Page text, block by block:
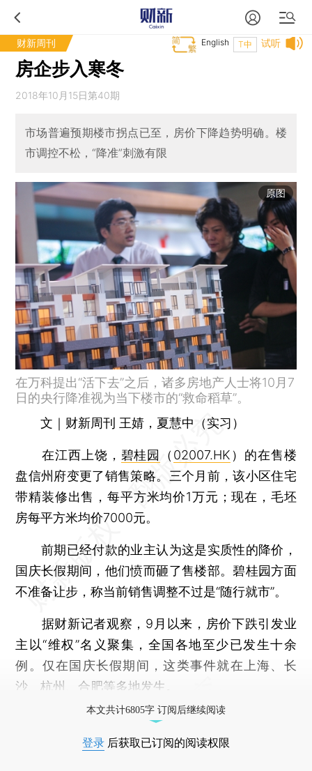
财新周刊 试听
T中
English
房企步入寒冬
2018年10月15日第40期
市场普遍预期楼市拐点已至，房价下降趋势明确。楼
市调控不松，“降准”刺激有限
原图
在万科提出“活下去”之后，诸多房地产人士将10月7
日的央行降准视为当下楼市的“救命稻草”。
文｜财新周刊 王婧，夏慧中（实习）
在江西上饶， 碧桂园 （ 02007.HK ）的在售楼
盘信州府变更了销售策略。三个月前，该小区住宅
带精装修出售，每平方米均价1万元；现在，毛坯
房每平方米均价7000元。
前期已经付款的业主认为这是实质性的降价，
国庆长假期间，他们愤而砸了售楼部。碧桂园方面
不准备让步，称当前销售调整不过是“随行就市”。
据财新记者观察，9月以来，房价下跌引发业
主以“维权”名义聚集，全国各地至少已发生十余
例。仅在国庆长假期间，这类事件就在上海、长
沙、杭州、合肥等多地发生。
本文共计6805字 订阅后继续阅读
登录 后获取已订阅的阅读权限